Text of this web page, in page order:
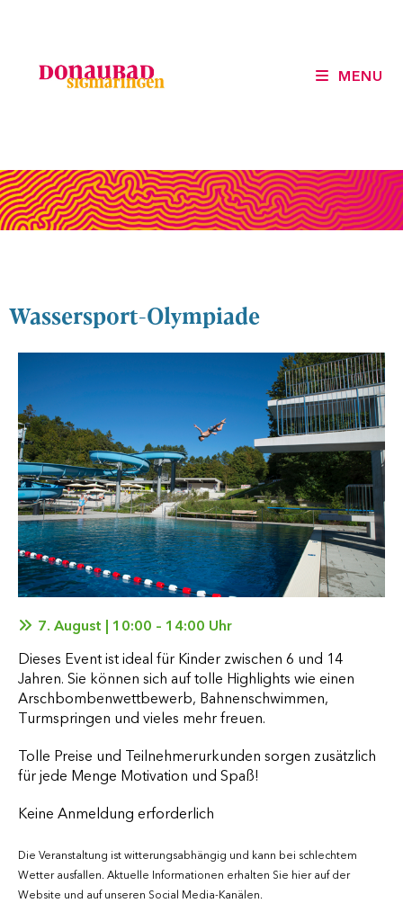
MENU
Wassersport-Olympiade
7. August | 10:00 – 14:00 Uhr
Dieses Event ist ideal für Kinder zwischen 6 und 14
Jahren. Sie können sich auf tolle Highlights wie einen
Arschbombenwettbewerb, Bahnenschwimmen,
Turmspringen und vieles mehr freuen.
Tolle Preise und Teilnehmerurkunden sorgen zusätzlich
für jede Menge Motivation und Spaß!
Keine Anmeldung erforderlich
Die Veranstaltung ist witterungsabhängig und kann bei schlechtem
Wetter ausfallen. Aktuelle Informationen erhalten Sie hier auf der
Website und auf unseren Social Media-Kanälen.